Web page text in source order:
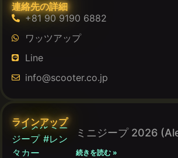
連絡先の詳細
+81 90 9190 6882
ワッツアップ
Line
info@scooter.co.jp
ラインアップ
ミニジープ 2026
続きを読む »